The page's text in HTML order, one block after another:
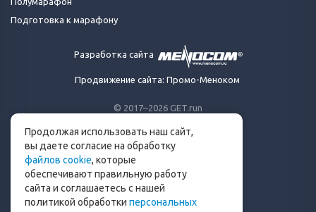
© 2017–2026 GET.run
Сделано с ❤ бегунами
для бегунов
Телеграм-канал Get.run
Беговой чат в Телеграм
info@get.run
Подготовка к марафону
Разработка сайта
Продвижение сайта: Промо-Меноком
Продолжая использовать наш сайт,
вы даете согласие на обработку
файлов cookie, которые
обеспечивают правильную работу
сайта и соглашаетесь с нашей
политикой обработки персональных